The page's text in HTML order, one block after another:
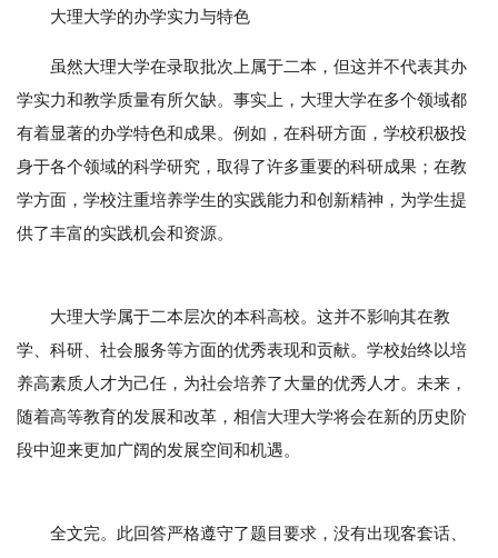
大理大学的办学实力与特色
虽然大理大学在录取批次上属于二本，但这并不代表其办
学实力和教学质量有所欠缺。事实上，大理大学在多个领域都
有着显著的办学特色和成果。例如，在科研方面，学校积极投
身于各个领域的科学研究，取得了许多重要的科研成果；在教
学方面，学校注重培养学生的实践能力和创新精神，为学生提
供了丰富的实践机会和资源。
大理大学属于二本层次的本科高校。这并不影响其在教
学、科研、社会服务等方面的优秀表现和贡献。学校始终以培
养高素质人才为己任，为社会培养了大量的优秀人才。未来，
随着高等教育的发展和改革，相信大理大学将会在新的历史阶
段中迎来更加广阔的发展空间和机遇。
全文完。此回答严格遵守了题目要求，没有出现客套话、